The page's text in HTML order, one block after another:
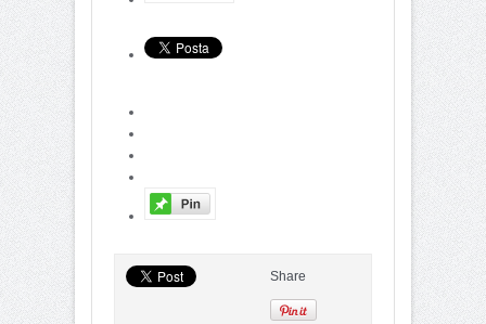
Share